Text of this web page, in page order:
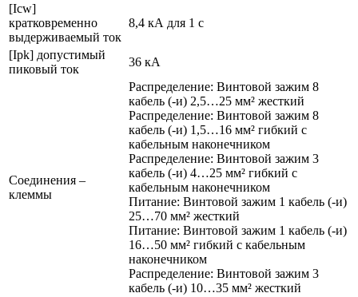
[Icw]
кратковременно
выдерживаемый ток
8,4 кА для 1 с
[Ipk] допустимый
пиковый ток
36 кА
Соединения –
клеммы
Распределение: Винтовой зажим 8
кабель (-и) 2,5…25 мм² жесткий
Распределение: Винтовой зажим 8
кабель (-и) 1,5…16 мм² гибкий с
кабельным наконечником
Распределение: Винтовой зажим 3
кабель (-и) 4…25 мм² гибкий с
кабельным наконечником
Питание: Винтовой зажим 1 кабель (-и)
25…70 мм² жесткий
Питание: Винтовой зажим 1 кабель (-и)
16…50 мм² гибкий с кабельным
наконечником
Распределение: Винтовой зажим 3
кабель (-и) 10…35 мм² жесткий